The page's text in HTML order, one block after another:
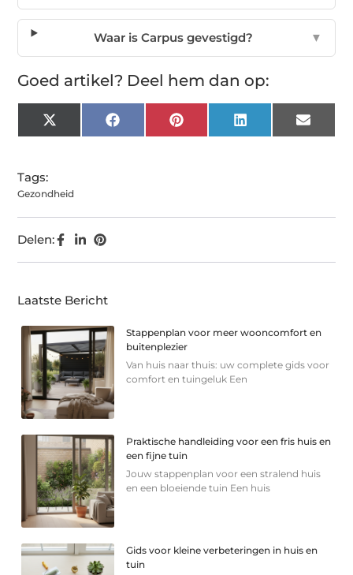
Waar is Carpus gevestigd? ▼
Goed artikel? Deel hem dan op:
X
(Twitter)
Facebook Pinterest LinkedIn Email
Tags:
Gezondheid
Delen:
Laatste Bericht
Stappenplan voor meer wooncomfort en
buitenplezier
Van huis naar thuis: uw complete gids voor
comfort en tuingeluk Een
Praktische handleiding voor een fris huis en
een fijne tuin
Jouw stappenplan voor een stralend huis
en een bloeiende tuin Een huis
Gids voor kleine verbeteringen in huis en
tuin